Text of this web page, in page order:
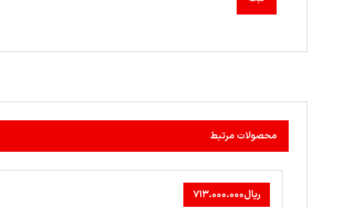
محصولات مرتبط
ریال۷۱۳.۰۰۰.۰۰۰